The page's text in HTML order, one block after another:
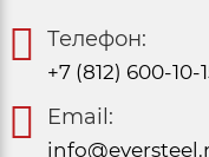
Телефон:
+7 (812) 600-10-
Email: